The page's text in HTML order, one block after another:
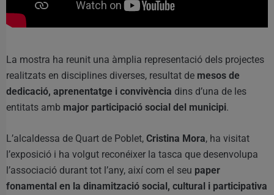
La mostra ha reunit una àmplia representació dels projectes
realitzats en disciplines diverses, resultat de mesos de
dedicació, aprenentatge i convivència dins d’una de les
entitats amb major participació social del municipi.
L’alcaldessa de Quart de Poblet, Cristina Mora, ha visitat
l’exposició i ha volgut reconéixer la tasca que desenvolupa
l’associació durant tot l’any, així com el seu paper
fonamental en la dinamització social, cultural i participativa